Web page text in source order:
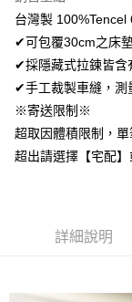
相關說明
AFTEE先享後付是「
便利好安心！
１．簡單：不需註冊
２．便利：只要手機
３．安心：先確認商品
１．於結帳方式選擇
ATM／網路銀行／等
※ 請注意：結帳手續
※ 交易是否成功請以
ATM付款
運送方式
全家取貨付款
免運費
7-11取貨付款
付款後7-11取貨
台灣製 100%Tencel
✔可包覆30cm之床
✔採隱藏式拉鍊皆含
✔手工裁製車縫，測
※寄送限制※
超取因體積限制，
超出請選擇【宅配】
詳細說明